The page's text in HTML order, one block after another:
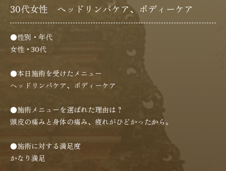
鍼灸院 陽 HINATA
Healing beauty salon
HINATA
メニュー／料金
30代女性 ヘッドリンパケア、ボディーケア
●性別・年代
女性・30代
●本日施術を受けたメニュー
ヘッドリンパケア、ボディーケア
●施術メニューを選ばれた理由は？
頭皮の痛みと身体の痛み、疲れがひどかったから。
●施術に対する満足度
かなり満足